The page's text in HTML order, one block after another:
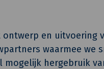
ontwerp en
waarmee
hergebruik